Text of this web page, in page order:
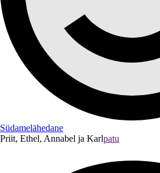
Südamelähedane
Priit, Ethel, Annabel ja Karlpatu